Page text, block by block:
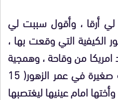
أرقا ، وأقول سببت لي
الكيفية التي وقعت بها ،
من وقاحة ، وهمجية
، ووحشية في حق طفلة صغيرة في عمر الزهور( 15
امام عينيها ليغتصبها